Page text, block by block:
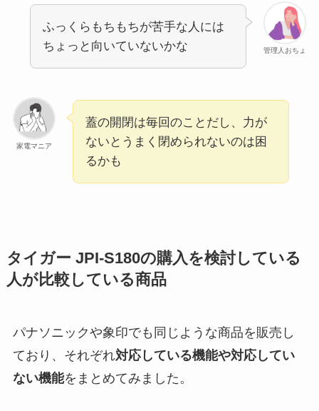
管理人おちょ
ふっくらもちもちが苦手な人には
ちょっと向いていないかな
家電マニア
蓋の開閉は毎回のことだし、力が
ないとうまく閉められないのは困
るかも
タイガー JPI-S180の購入を検討している
人が比較している商品
パナソニックや象印でも同じような商品を販売し
ており、それぞれ対応している機能や対応してい
ない機能をまとめてみました。